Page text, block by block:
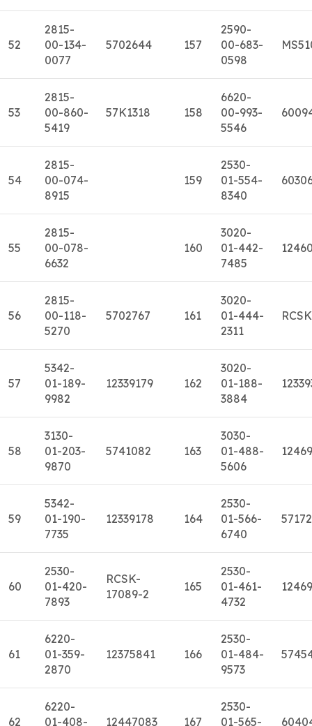
52
2815-
00-134-
0077
5702644 157
2590-
00-683-
0598
53
2815-
00-860-
5419
57K1318 158
6620-
00-993-
5546
54
2815-
00-074-
8915
159
2530-
01-554-
8340
55
2815-
00-078-
6632
160
3020-
01-442-
7485
56
2815-
00-118-
5270
5702767 161
3020-
01-444-
2311
57
5342-
01-189-
9982
12339179 162
3020-
01-188-
3884
58
3130-
01-203-
9870
5741082 163
3030-
01-488-
5606
59
5342-
01-190-
7735
12339178 164
2530-
01-566-
6740
60
2530-
01-420-
7893
RCSK-
17089-2
165
2530-
01-461-
4732
61
6220-
01-359-
2870
12375841 166
2530-
01-484-
9573
62
6220-
01-408-
12447083 167
2530-
01-565-